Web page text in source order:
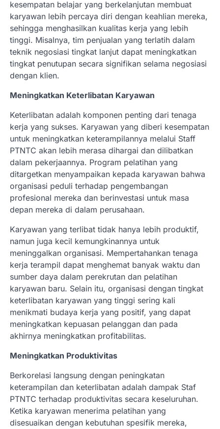
kesempatan belajar yang berkelanjutan membuat
karyawan lebih percaya diri dengan keahlian mereka,
sehingga menghasilkan kualitas kerja yang lebih
tinggi. Misalnya, tim penjualan yang terlatih dalam
teknik negosiasi tingkat lanjut dapat meningkatkan
tingkat penutupan secara signifikan selama negosiasi
dengan klien.
Meningkatkan Keterlibatan Karyawan
Keterlibatan adalah komponen penting dari tenaga
kerja yang sukses. Karyawan yang diberi kesempatan
untuk meningkatkan keterampilannya melalui Staff
PTNTC akan lebih merasa dihargai dan dilibatkan
dalam pekerjaannya. Program pelatihan yang
ditargetkan menyampaikan kepada karyawan bahwa
organisasi peduli terhadap pengembangan
profesional mereka dan berinvestasi untuk masa
depan mereka di dalam perusahaan.
Karyawan yang terlibat tidak hanya lebih produktif,
namun juga kecil kemungkinannya untuk
meninggalkan organisasi. Mempertahankan tenaga
kerja terampil dapat menghemat banyak waktu dan
sumber daya dalam perekrutan dan pelatihan
karyawan baru. Selain itu, organisasi dengan tingkat
keterlibatan karyawan yang tinggi sering kali
menikmati budaya kerja yang positif, yang dapat
meningkatkan kepuasan pelanggan dan pada
akhirnya meningkatkan profitabilitas.
Meningkatkan Produktivitas
Berkorelasi langsung dengan peningkatan
keterampilan dan keterlibatan adalah dampak Staf
PTNTC terhadap produktivitas secara keseluruhan.
Ketika karyawan menerima pelatihan yang
disesuaikan dengan kebutuhan spesifik mereka,